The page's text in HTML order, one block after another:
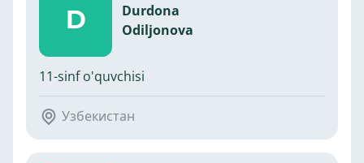
D
Durdona
Odiljonova
11-sinf o'quvchisi
Узбекистан